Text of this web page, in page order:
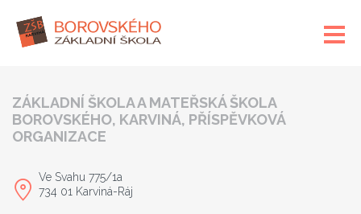
ZÁKLADNÍ ŠKOLA A MATEŘSKÁ ŠKOLA
BOROVSKÉHO, KARVINÁ, PŘÍSPĚVKOVÁ
ORGANIZACE
Ve Svahu 775/1a
734 01 Karviná-Ráj